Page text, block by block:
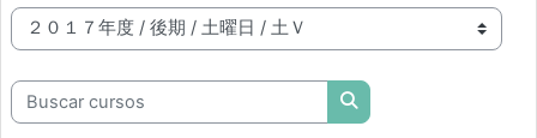
Categorías
Buscar cursos
Buscar cursos